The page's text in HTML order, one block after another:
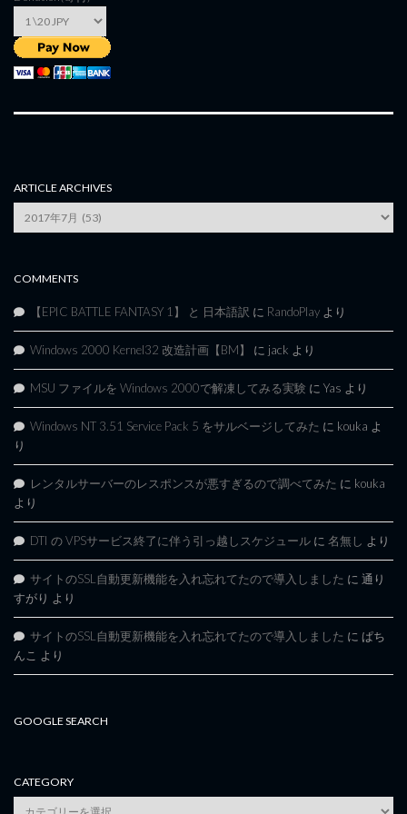
ARTICLE ARCHIVES
Archives
COMMENTS
【EPIC BATTLE FANTASY 1】 と 日本語訳 に RandoPlay より
Windows 2000 Kernel32 改造計画【BM】 に jack より
MSU ファイルを Windows 2000で解凍してみる実験 に Yas より
Windows NT 3.51 Service Pack 5 をサルベージしてみた に kouka よ
り
レンタルサーバーのレスポンスが悪すぎるので調べてみた に kouka
より
DTI の VPSサービス終了に伴う引っ越しスケジュール に 名無し より
サイトのSSL自動更新機能を入れ忘れてたので導入しました に 通り
すがり より
サイトのSSL自動更新機能を入れ忘れてたので導入しました に ぱち
んこ より
GOOGLE SEARCH
CATEGORY
category